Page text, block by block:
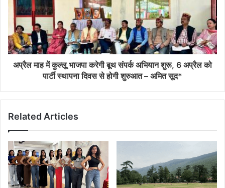
अप्रैल माह में कुल्लू भाजपा करेगी बूथ संपर्क अभियान शुरू, 6 अप्रैल को
पार्टी स्थापना दिवस से होगी शुरुआत – अमित सूद*
Related Articles